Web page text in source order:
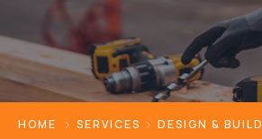
HOME SERVICES DESIGN & BUILD